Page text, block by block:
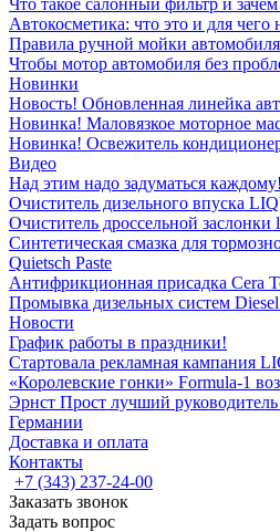
Что такое салонный фильтр и
Автокосметика: что это и для чего
Правила ручной мойки автомобиля
Чтобы мотор автомобиля без
Новинки
Новость! Обновленная линейка
Новинка! Маловязкое моторное
Новинка! Освежитель
Видео
Над этим надо задуматься каждому!
Очиститель дизельного впуска
Очиститель дроссельной заслонки
Синтетическая смазка для
Quietsch Paste
Антифрикционная присадка Cera
Промывка дизельных систем
Новости
График работы в праздники!
Стартовала рекламная кампания
«Королевские гонки» Formula-1
Эрнст Прост лучший
Германии
Доставка и оплата
Контакты
+7 (343) 237-24-00
Заказать звонок
Задать вопрос